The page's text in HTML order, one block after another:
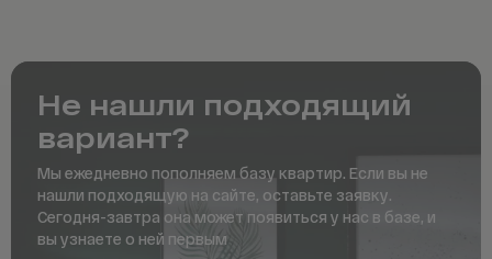
Союз
ГК СМП
Не нашли подходящий
вариант?
Мы ежедневно пополняем базу квартир. Если вы не
нашли подходящую на сайте, оставьте заявку.
Сегодня-завтра она может появиться у нас в базе, и
вы узнаете о ней первым